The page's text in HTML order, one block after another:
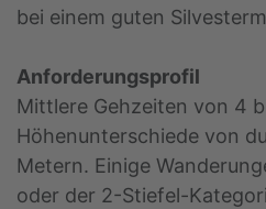
bei einem guten
Anforderungsprofil
Mittlere Gehzeiten von 4
Höhenunterschiede von
Metern. Einige
oder der 2-Stiefel-